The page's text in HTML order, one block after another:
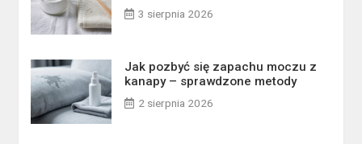
3 sierpnia 2026
Jak pozbyć się zapachu moczu z
kanapy – sprawdzone metody
2 sierpnia 2026